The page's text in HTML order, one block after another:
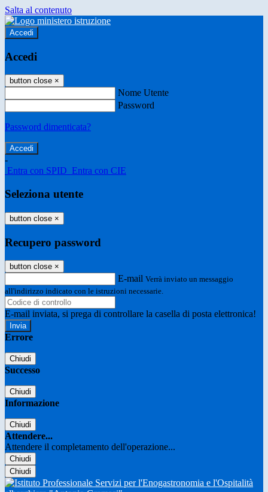
Salta al contenuto
Accedi
Accedi
button close ×
Nome Utente
Password
Password dimenticata?
-
Entra con SPID Entra con CIE
Seleziona utente
button close ×
Recupero password
button close ×
E-mail Verrà inviato un messaggio
all'indirizzo indicato con le istruzioni necessarie.
E-mail inviata, si prega di controllare la casella di posta elettronica!
Errore
Chiudi
Successo
Chiudi
Informazione
Chiudi
Attendere...
Attendere il completamento dell'operazione...
Chiudi
Chiudi